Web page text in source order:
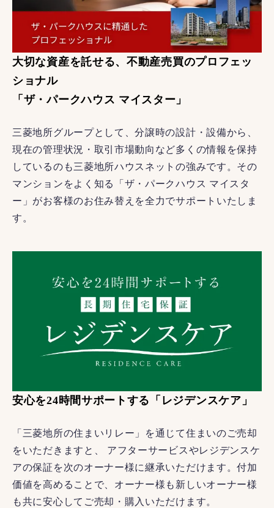
大切な資産を託せる、不動産売買のプロフェッ
ショナル
「ザ・パークハウス マイスター」
三菱地所グループとして、分譲時の設計・設備から、
現在の管理状況・取引市場動向など多くの情報を保持
しているのも三菱地所ハウスネットの強みです。その
マンションをよく知る「ザ・パークハウス マイスタ
ー」がお客様のお住み替えを全力でサポートいたしま
す。
安心を24時間サポートする「レジデンスケア」
「三菱地所の住まいリレー」を通じて住まいのご売却
をいただきますと、 アフターサービスやレジデンスケ
アの保証を次のオーナー様に継承いただけます。付加
価値を高めることで、オーナー様も新しいオーナー様
も共に安心してご売却・購入いただけます。